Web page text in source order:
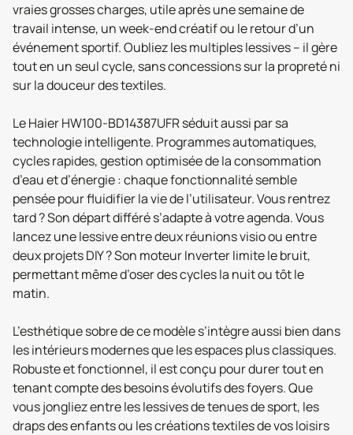
vraies grosses charges, utile après une semaine de
travail intense, un week-end créatif ou le retour d’un
événement sportif. Oubliez les multiples lessives – il gère
tout en un seul cycle, sans concessions sur la propreté ni
sur la douceur des textiles.
Le Haier HW100-BD14387UFR séduit aussi par sa
technologie intelligente. Programmes automatiques,
cycles rapides, gestion optimisée de la consommation
d’eau et d’énergie : chaque fonctionnalité semble
pensée pour fluidifier la vie de l’utilisateur. Vous rentrez
tard ? Son départ différé s’adapte à votre agenda. Vous
lancez une lessive entre deux réunions visio ou entre
deux projets DIY ? Son moteur Inverter limite le bruit,
permettant même d’oser des cycles la nuit ou tôt le
matin.
L’esthétique sobre de ce modèle s’intègre aussi bien dans
les intérieurs modernes que les espaces plus classiques.
Robuste et fonctionnel, il est conçu pour durer tout en
tenant compte des besoins évolutifs des foyers. Que
vous jongliez entre les lessives de tenues de sport, les
draps des enfants ou les créations textiles de vos loisirs